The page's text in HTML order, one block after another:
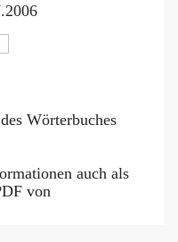
Wörterbuches
auch als
von